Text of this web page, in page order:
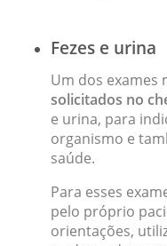
Fezes e urina
Um dos exames
solicitados no
e urina, para
organismo e
saúde.
Para esses
pelo próprio
orientações,